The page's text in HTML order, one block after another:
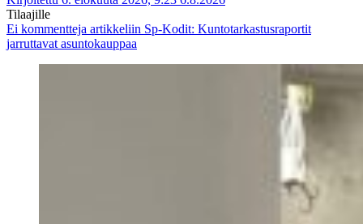
Tilaajille
Ei kommentteja artikkeliin Sp-Kodit: Kuntotarkastusraportit
jarruttavat asuntokauppaa